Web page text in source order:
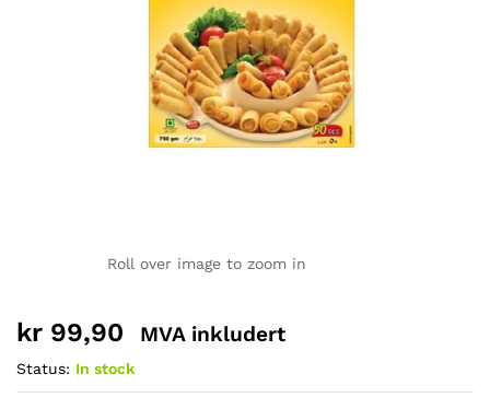
Roll over image to zoom in
kr 99,90 MVA inkludert
Status: In stock